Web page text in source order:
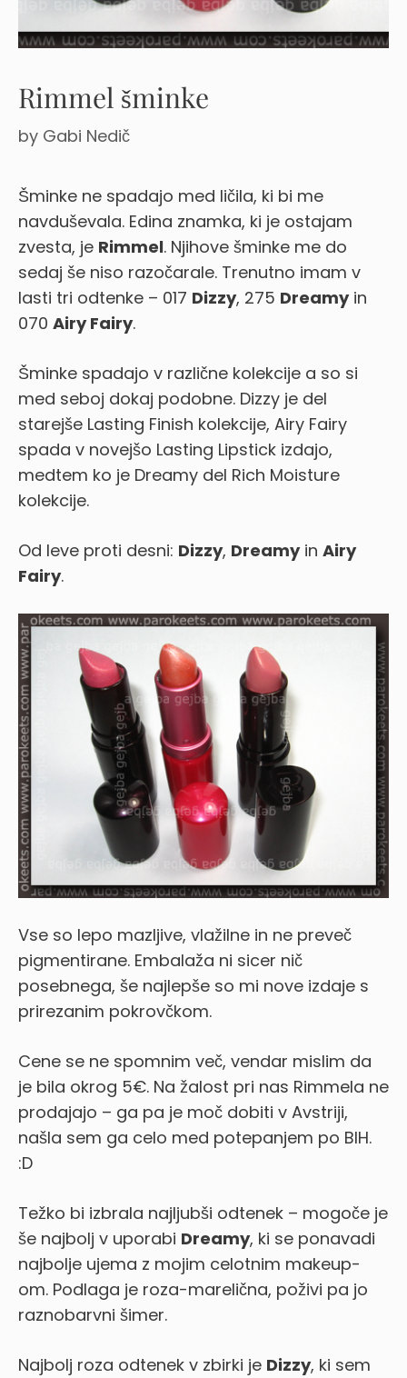
Rimmel šminke
by Gabi Nedič
Šminke ne spadajo med ličila, ki bi me
navduševala. Edina znamka, ki je ostajam
zvesta, je Rimmel. Njihove šminke me do
sedaj še niso razočarale. Trenutno imam v
lasti tri odtenke – 017 Dizzy, 275 Dreamyin
070 Airy Fairy.
Šminke spadajo v različne kolekcije a so si
med seboj dokaj podobne. Dizzy je del
starejše Lasting Finish kolekcije, Airy Fairy
spada v novejšo Lasting Lipstick izdajo,
medtem ko je Dreamy del Rich Moisture
kolekcije.
Od leve proti desni: Dizzy, Dreamyin Airy
Fairy.
Vse so lepo mazljive, vlažilne in ne preveč
pigmentirane. Embalaža ni sicer nič
posebnega, še najlepše so mi nove izdaje s
prirezanim pokrovčkom.
Cene se ne spomnim več, vendar mislim da
je bila okrog 5€. Na žalost pri nas Rimmela ne
prodajajo – ga pa je moč dobiti v Avstriji,
našla sem ga celo med potepanjem po BIH.
:D
Težko bi izbrala najljubši odtenek – mogoče je
še najbolj v uporabi Dreamy, ki se ponavadi
najbolje ujema z mojim celotnim makeup-
om. Podlaga je roza-marelična, poživi pa jo
raznobarvni šimer.
Najbolj roza odtenek v zbirki je Dizzy, ki sem